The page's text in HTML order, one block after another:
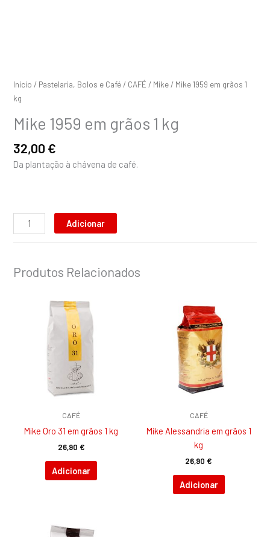
Início / Pastelaria, Bolos e Café / CAFÉ / Mike / Mike 1959 em grãos 1
kg
Mike 1959 em grãos 1 kg
32,00 €
Da plantação à chávena de café.
Adicionar
Produtos Relacionados
CAFÉ
Mike Oro 31 em grãos 1 kg
26,90 €
Adicionar
CAFÉ
Mike Alessandria em grãos 1
kg
26,90 €
Adicionar